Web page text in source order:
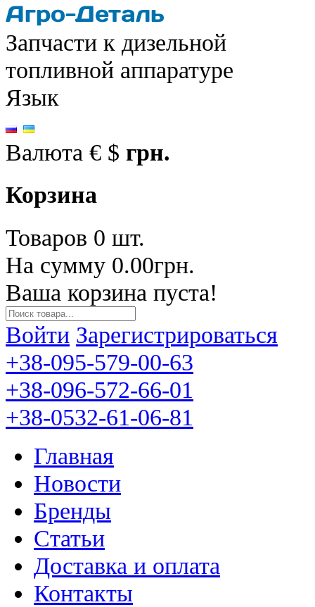
Запчасти к дизельной
топливной аппаратуре
Язык
Валюта € $ грн.
Корзина
Товаров 0 шт.
На сумму 0.00грн.
Ваша корзина пуста!
Войти Зарегистрироваться
+38-095-579-00-63
+38-096-572-66-01
+38-0532-61-06-81
Главная
Новости
Бренды
Статьи
Доставка и оплата
Контакты